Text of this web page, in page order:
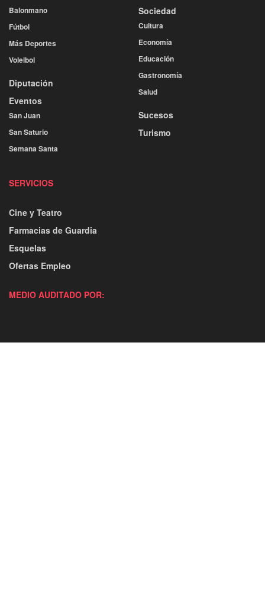
Balonmano
Fútbol
Más Deportes
Voleibol
Diputación
Eventos
San Juan
San Saturio
Semana Santa
Sociedad
Cultura
Economía
Educación
Gastronomía
Salud
Sucesos
Turismo
SERVICIOS
Cine y Teatro
Farmacias de Guardia
Esquelas
Ofertas Empleo
MEDIO AUDITADO POR: